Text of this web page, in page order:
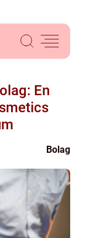
En
Bolag